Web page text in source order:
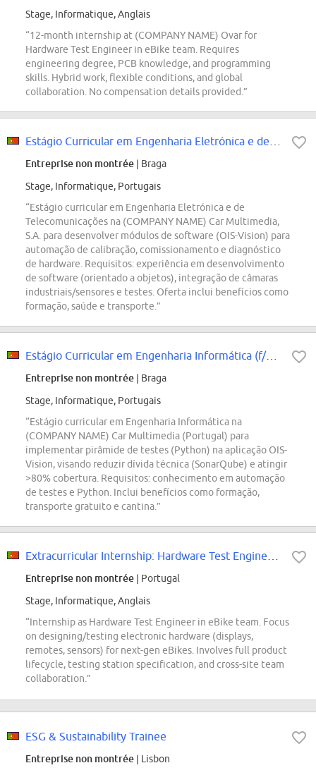
Stage, Informatique, Anglais
“12-month internship at (COMPANY NAME) Ovar for
Hardware Test Engineer in eBike team. Requires
engineering degree, PCB knowledge, and programming
skills. Hybrid work, flexible conditions, and global
collaboration. No compensation details provided.”
Entreprise non montrée | Braga
Stage, Informatique, Portugais
“Estágio curricular em Engenharia Eletrónica e de
Telecomunicações na (COMPANY NAME) Car Multimedia,
S.A. para desenvolver módulos de software (OIS-Vision) para
automação de calibração, comissionamento e diagnóstico
de hardware. Requisitos: experiência em desenvolvimento
de software (orientado a objetos), integração de câmaras
industriais/sensores e testes. Oferta inclui benefícios como
formação, saúde e transporte.”
Estágio Curricular em Engenharia Informática (f/m/div.)
Entreprise non montrée | Braga
Stage, Informatique, Portugais
“Estágio curricular em Engenharia Informática na
(COMPANY NAME) Car Multimedia (Portugal) para
implementar pirâmide de testes (Python) na aplicação OIS-
Vision, visando reduzir dívida técnica (SonarQube) e atingir
>80% cobertura. Requisitos: conhecimento em automação
de testes e Python. Inclui benefícios como formação,
transporte gratuito e cantina.”
Entreprise non montrée | Portugal
Stage, Informatique, Anglais
“Internship as Hardware Test Engineer in eBike team. Focus
on designing/testing electronic hardware (displays,
remotes, sensors) for next-gen eBikes. Involves full product
lifecycle, testing station specification, and cross-site team
collaboration.”
ESG & Sustainability Trainee
Entreprise non montrée | Lisbon